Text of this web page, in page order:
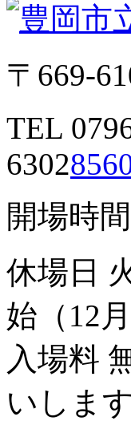
〒669-
TEL
6302
開場時
休場日
始（12
入場料
いします